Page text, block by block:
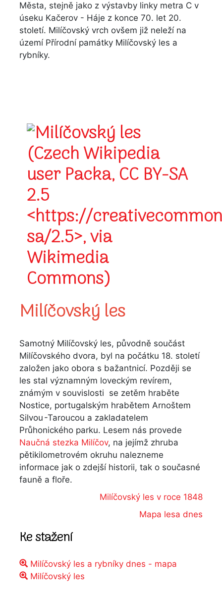
Města, stejně jako z výstavby linky metra C v
úseku Kačerov - Háje z konce 70. let 20.
století. Milíčovský vrch ovšem již neleží na
území Přírodní památky Milíčovský les a
rybníky.
Milíčovský les
Samotný Milíčovský les, původně součást
Milíčovského dvora, byl na počátku 18. století
založen jako obora s bažantnicí. Později se
les stal významným loveckým revírem,
známým v souvislosti se zetěm hraběte
Nostice, portugalským hrabětem Arnoštem
Silvou -Taroucou a zakladatelem
Průhonického parku. Lesem nás provede
Naučná stezka Milíčov, na jejímž zhruba
pětikilometrovém okruhu nalezneme
informace jak o zdejší historii, tak o současné
fauně a floře.
Milíčovský les v roce 1848
Mapa lesa dnes
Ke stažení
Milíčovský les a rybníky dnes - mapa
Milíčovský les